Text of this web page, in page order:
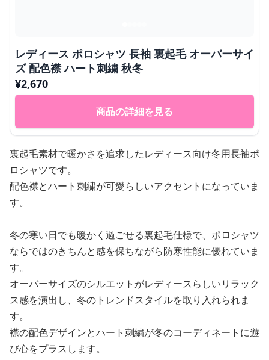
レディース ポロシャツ 長袖 裏起毛 オーバーサイ
ズ 配色襟 ハート刺繍 秋冬
¥2,670
商品の詳細を見る
裏起毛素材で暖かさを追求したレディース向け冬用長袖ポ
ロシャツです。
配色襟とハート刺繍が可愛らしいアクセントになっていま
す。
冬の寒い日でも暖かく過ごせる裏起毛仕様で、ポロシャツ
ならではのきちんと感を保ちながら防寒性能に優れていま
す。
オーバーサイズのシルエットがレディースらしいリラック
ス感を演出し、冬のトレンドスタイルを取り入れられま
す。
襟の配色デザインとハート刺繍が冬のコーディネートに遊
び心をプラスします。